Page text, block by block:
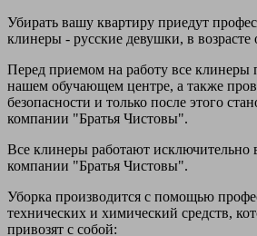
Убирать вашу квартиру приедут
клинеры - русские девушки, в возрасте
Перед приемом на работу все клинеры
нашем обучающем центре, а также
безопасности и только после этого
компании "Братья Чистовы".
Все клинеры работают исключительно
компании "Братья Чистовы".
Уборка производится с помощью
технических и химический средств,
привозят с собой: